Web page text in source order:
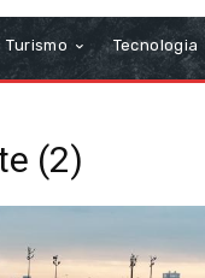
Turismo Tecnologia
(2)